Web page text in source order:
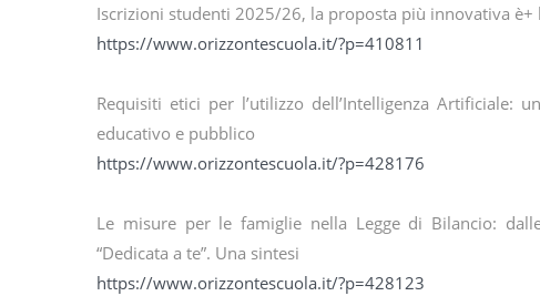
Iscrizioni studenti 2025/26, la proposta più innovativa
https://www.orizzontescuola.it/?p=410811
Requisiti etici per l’utilizzo dell’Intelligenza Artificiale:
educativo e pubblico
https://www.orizzontescuola.it/?p=428176
Le misure per le famiglie nella Legge di Bilancio:
“Dedicata a te”. Una sintesi
https://www.orizzontescuola.it/?p=428123